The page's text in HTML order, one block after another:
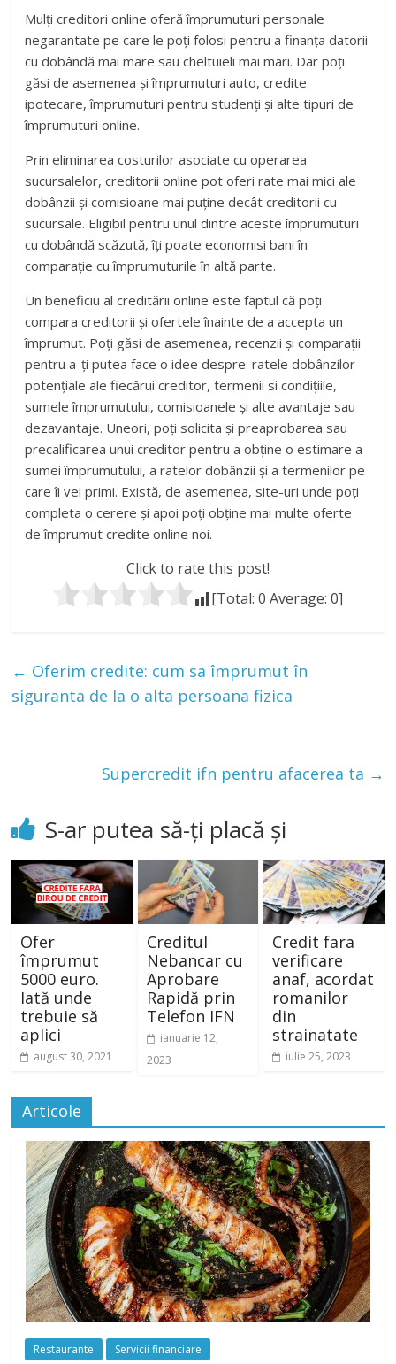
Mulți creditori online oferă împrumuturi personale
negarantate pe care le poți folosi pentru a finanța datorii
cu dobândă mai mare sau cheltuieli mai mari. Dar poți
găsi de asemenea și împrumuturi auto, credite
ipotecare, împrumuturi pentru studenți și alte tipuri de
împrumuturi online.
Prin eliminarea costurilor asociate cu operarea
sucursalelor, creditorii online pot oferi rate mai mici ale
dobânzii și comisioane mai puține decât creditorii cu
sucursale. Eligibil pentru unul dintre aceste împrumuturi
cu dobândă scăzută, îți poate economisi bani în
comparație cu împrumuturile în altă parte.
Un beneficiu al creditării online este faptul că poți
compara creditorii și ofertele înainte de a accepta un
împrumut. Poți găsi de asemenea, recenzii și comparații
pentru a-ți putea face o idee despre: ratele dobânzilor
potențiale ale fiecărui creditor, termenii si condițiile,
sumele împrumutului, comisioanele și alte avantaje sau
dezavantaje. Uneori, poți solicita și preaprobarea sau
precalificarea unui creditor pentru a obține o estimare a
sumei împrumutului, a ratelor dobânzii și a termenilor pe
care îi vei primi. Există, de asemenea, site-uri unde poți
completa o cerere și apoi poți obține mai multe oferte
de împrumut credite online noi.
Click to rate this post!
[Total:0 Average:0]
← Oferim credite: cum sa împrumut în
siguranta de la o alta persoana fizica
Supercredit ifn pentru afacerea ta →
S-ar putea să-ți placă și
Ofer
împrumut
5000 euro.
Iată unde
trebuie să
aplici
august 30, 2021
Creditul
Nebancar cu
Aprobare
Rapidă prin
Telefon IFN
ianuarie 12,
2023
Credit fara
verificare
anaf, acordat
romanilor
din
strainatate
iulie 25, 2023
Articole
Restaurante Servicii financiare